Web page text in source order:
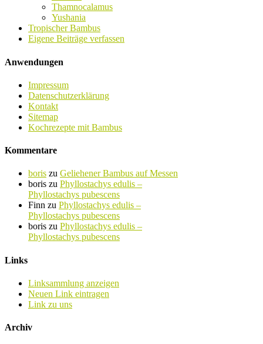
Thamnocalamus
Yushania
Tropischer Bambus
Eigene Beiträge verfassen
Anwendungen
Impressum
Datenschutzerklärung
Kontakt
Sitemap
Kochrezepte mit Bambus
Kommentare
boris zu Geliehener Bambus auf Messen
boris zu Phyllostachys edulis –
Phyllostachys pubescens
Finn zu Phyllostachys edulis –
Phyllostachys pubescens
boris zu Phyllostachys edulis –
Phyllostachys pubescens
Links
Linksammlung anzeigen
Neuen Link eintragen
Link zu uns
Archiv